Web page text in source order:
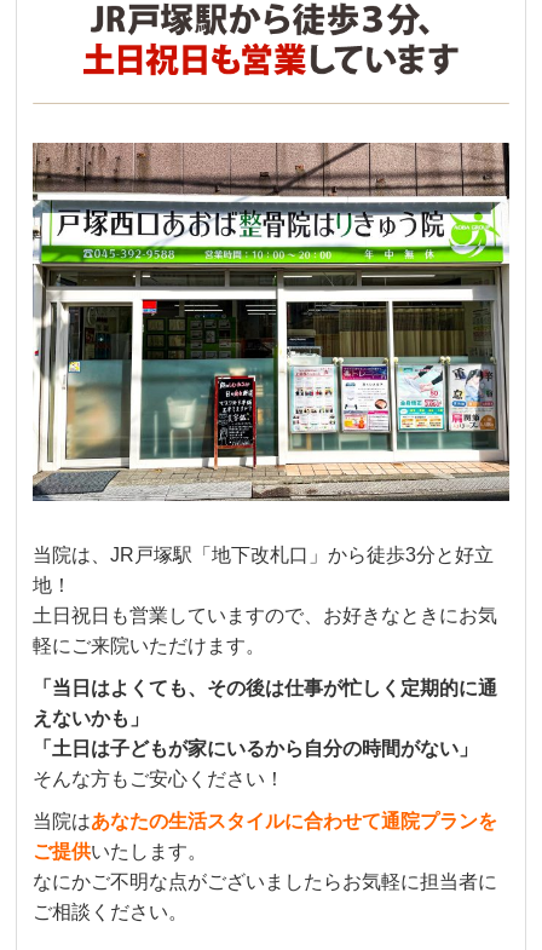
当院は、JR戸塚駅「地下改札口」から徒歩3分と好立
地！
土日祝日も営業していますので、お好きなときにお気
軽にご来院いただけます。
「当日はよくても、その後は仕事が忙しく定期的に通
えないかも」
「土日は子どもが家にいるから自分の時間がない」
そんな方もご安心ください！
当院はあなたの生活スタイルに合わせて通院プランを
ご提供いたします。
なにかご不明な点がございましたらお気軽に担当者に
ご相談ください。